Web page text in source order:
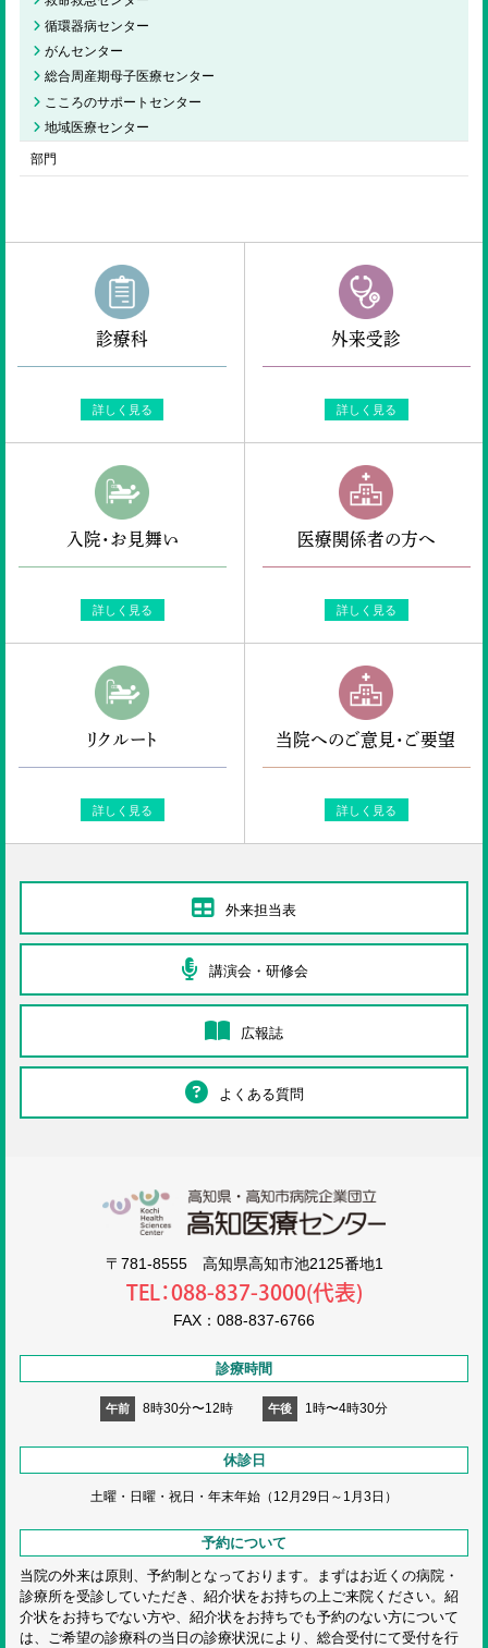
循環器病センター
がんセンター
総合周産期母子医療センター
こころのサポートセンター
地域医療センター
部門
診療科
詳しく見る
外来受診
詳しく見る
入院・お見舞い
詳しく見る
医療関係者の方へ
詳しく見る
リクルート
詳しく見る
当院へのご意見・ご要望
詳しく見る
外来担当表
講演会・研修会
広報誌
よくある質問
〒781-8555 高知県高知市池2125番地1
TEL：088-837-3000(代表)
FAX：088-837-6766
診療時間
午前 8時30分〜12時 午後 1時〜4時30分
休診日
土曜・日曜・祝日・ 年末年始（12月29日～1月3日）
予約について
当院の外来は原則、予約制となっております。まずはお近くの病院・
診療所を受診していただき、紹介状をお持ちの上ご来院ください。紹
介状をお持ちでない方や、紹介状をお持ちでも予約のない方について
は、ご希望の診療科の当日の診療状況により、総合受付にて受付を行